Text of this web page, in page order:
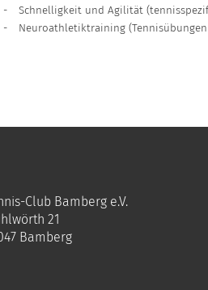
-
Schnelligkeit und Agilität
-
Neuroathletiktraining
Club Bamberg e.V.
21
Bamberg